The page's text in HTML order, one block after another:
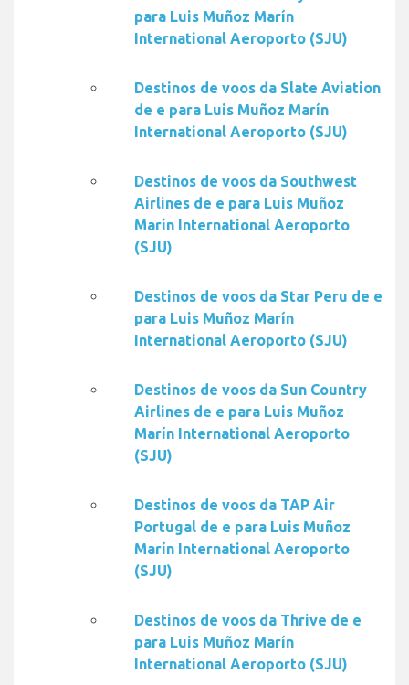
para Luis Muñoz Marín
International Aeroporto (SJU)
Destinos de voos da Slate Aviation
de e para Luis Muñoz Marín
International Aeroporto (SJU)
Destinos de voos da Southwest
Airlines de e para Luis Muñoz
Marín International Aeroporto
(SJU)
Destinos de voos da Star Peru de e
para Luis Muñoz Marín
International Aeroporto (SJU)
Destinos de voos da Sun Country
Airlines de e para Luis Muñoz
Marín International Aeroporto
(SJU)
Destinos de voos da TAP Air
Portugal de e para Luis Muñoz
Marín International Aeroporto
(SJU)
Destinos de voos da Thrive de e
para Luis Muñoz Marín
International Aeroporto (SJU)